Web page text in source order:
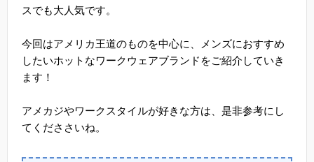
スでも大人気です。
今回はアメリカ王道のものを中心に、メンズにおすすめ
したいホットなワークウェアブランドをご紹介していき
ます！
アメカジやワークスタイルが好きな方は、是非参考にし
てくだささいね。